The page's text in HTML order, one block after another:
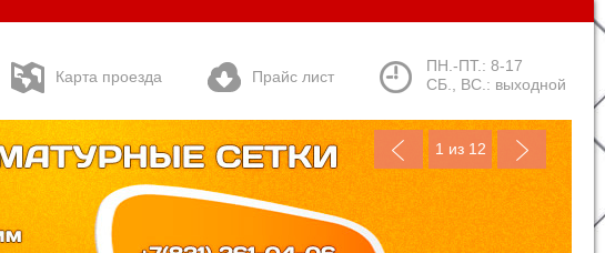
Карта проезда Прайс лист
ПН.-ПТ.: 8-17
СБ., ВС.: выходной
1 из 12